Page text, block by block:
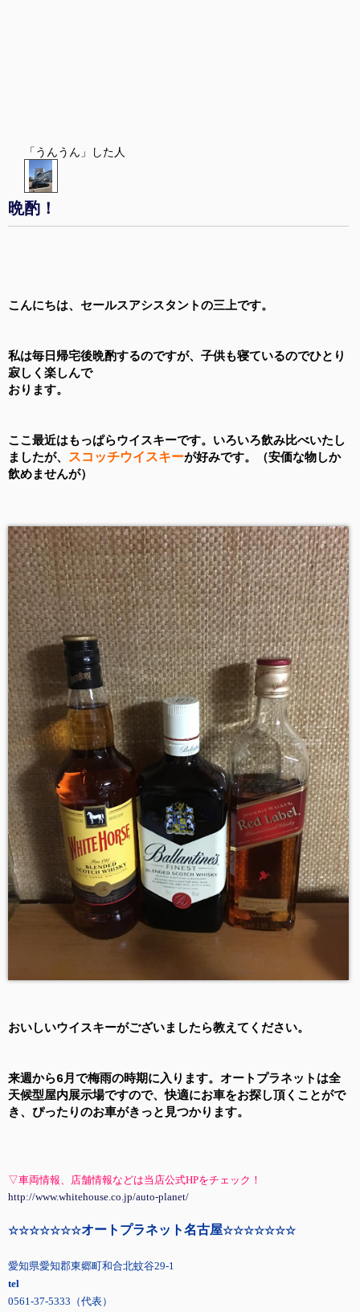
「うんうん」した人
晩酌！
こんにちは、セールスアシスタントの三上です。
私は毎日帰宅後晩酌するのですが、子供も寝ているのでひとり
寂しく楽しんで
おります。
ここ最近はもっぱらウイスキーです。いろいろ飲み比べいたし
ましたが、
スコッチウイスキーが好みです。（安価な物しか
飲めませんが）
おいしいウイスキーがございましたら教えてください。
来週から6月で梅雨の時期に入ります。オートプラネットは全
天候型屋内展示場ですので、快適にお車をお探し頂くことがで
き、ぴったりのお車がきっと見つかります。
▽車両情報、店舗情報などは当店公式HPをチェック！
http://www.whitehouse.co.jp/auto-planet/
☆☆☆☆☆☆☆オートプラネット名古屋☆☆☆☆☆☆☆
愛知県愛知郡東郷町和合北蚊谷29-1
tel
0561-37-5333（代表）